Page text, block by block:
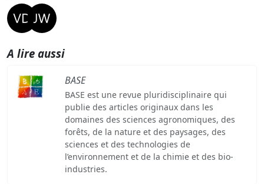
A lire aussi
BASE
BASE est une revue pluridisciplinaire qui
publie des articles originaux dans les
domaines des sciences agronomiques, des
forêts, de la nature et des paysages, des
sciences et des technologies de
l’environnement et de la chimie et des bio-
industries.